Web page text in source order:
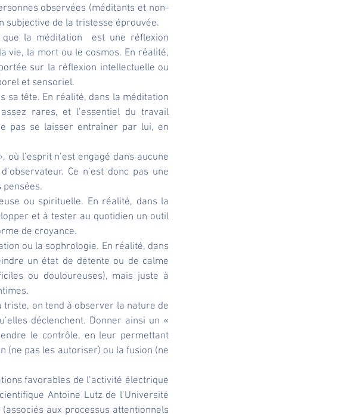
observées (méditants et non-
subjective de la tristesse éprouvée.
la méditation  est une réflexion
vie, la mort ou le cosmos. En réalité,
sur la réflexion intellectuelle ou
et sensoriel.
sa tête. En réalité, dans la méditation
rares, et l’essentiel du travail
pas se laisser entraîner par lui, en
où l’esprit n’est engagé dans aucune
Ce n’est donc pas une
pensées.
ou spirituelle. En réalité, dans la
et à tester au quotidien un outil
de croyance.
ou la sophrologie. En réalité, dans
un état de détente ou de calme
ou douloureuses), mais juste à
on tend à observer la nature de
déclenchent. Donner ainsi un «
le contrôle, en leur permettant
(ne pas les autoriser) ou la fusion (ne
favorables de l’activité électrique
Antoine Lutz de l’Université
aux processus attentionnels